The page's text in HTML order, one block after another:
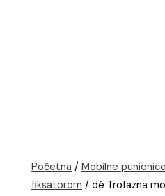
Početna /Mobilne punionice
fiksatorom / dé Trofazna